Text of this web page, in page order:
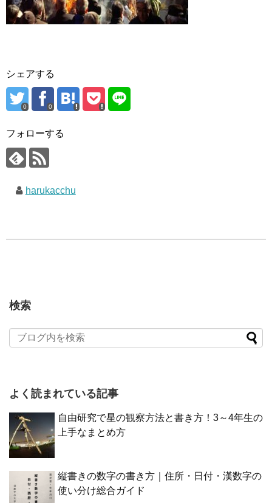
シェアする
0 0
フォローする
harukacchu
検索
よく読まれている記事
自由研究で星の観察方法と書き方！3～4年生の
上手なまとめ方
縦書きの数字の書き方｜住所・日付・漢数字の
使い分け総合ガイド